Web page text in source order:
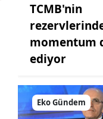
TCMB'nin
momentum
ediyor
Eko Gündem